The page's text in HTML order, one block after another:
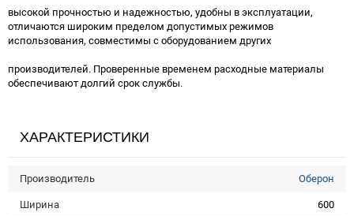
высокой прочностью и надежностью, удобны в эксплуатации,
отличаются широким пределом допустимых режимов
использования, совместимы с оборудованием других
производителей. Проверенные временем расходные материалы
обеспечивают долгий срок службы.
ХАРАКТЕРИСТИКИ
Производитель Оберон
Ширина 600